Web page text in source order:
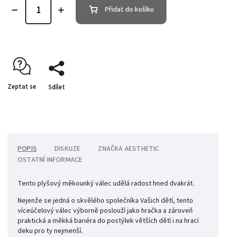
Přidat do košíku
Zeptat se Sdílet
POPIS DISKUZE ZNAČKA AESTHETIC
OSTATNÍ INFORMACE
Tento plyšový měkounký válec udělá radost hned dvakrát.
Nejenže se jedná o skvělého společníka Vašich dětí, tento
víceúčelový válec výborně poslouží jako hračka a zároveň
praktická a měkká bariéra do postýlek větších dětí i na hrací
deku pro ty nejmenší.